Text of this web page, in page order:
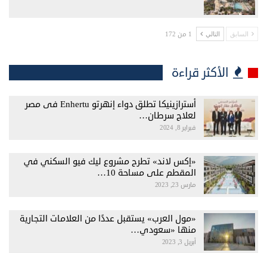
السابق التالي 1 من 172
الأكثر قراءة
أسترازينيكا تطلق دواء إنهرتو Enhertu فى مصر
لعلاج سرطان…
فبراير 8, 2024
«إكس لاند» تطرح مشروع ليك فيو السكني في
المقطم على مساحة 10…
مارس 23, 2023
«مول العرب» يستقبل عددًا من العلامات التجارية
منها «سعودي…
أبريل 3, 2023